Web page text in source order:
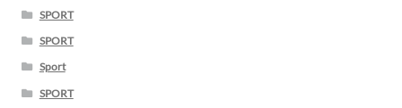
SPORT
SPORT
Sport
SPORT